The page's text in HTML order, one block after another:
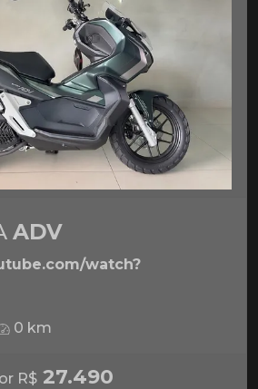
ADV
watch?
0 km
R$ 27.490